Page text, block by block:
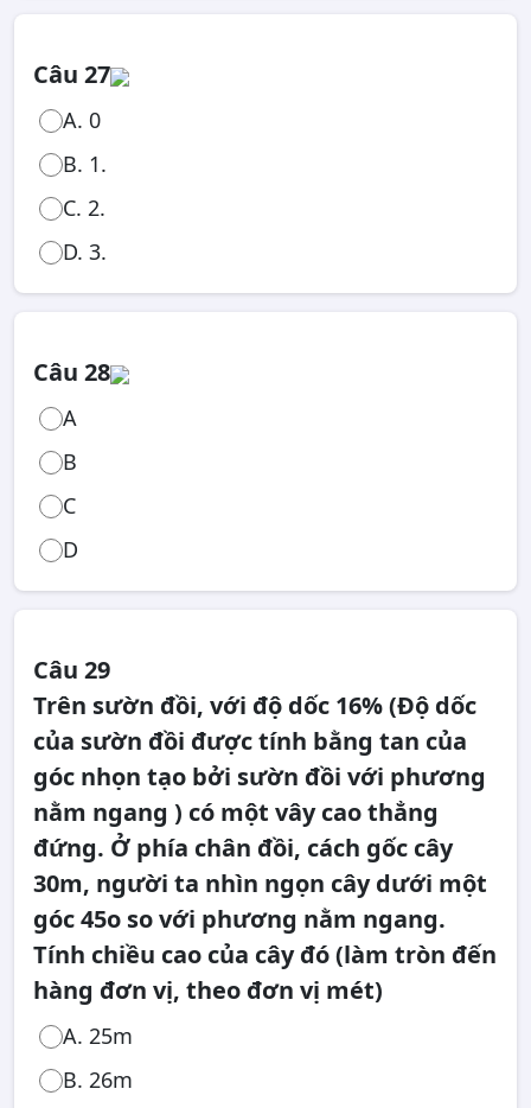
Câu 27
A. 0
B. 1.
C. 2.
D. 3.
Câu 28
A
B
C
D
Câu 29
Trên sườn đồi, với độ dốc 16% (Độ dốc
của sườn đồi được tính bằng tan của
góc nhọn tạo bởi sườn đồi với phương
nằm ngang ) có một vây cao thẳng
đứng. Ở phía chân đồi, cách gốc cây
30m, người ta nhìn ngọn cây dưới một
góc 45o so với phương nằm ngang.
Tính chiều cao của cây đó (làm tròn đến
hàng đơn vị, theo đơn vị mét)
A. 25m
B. 26m